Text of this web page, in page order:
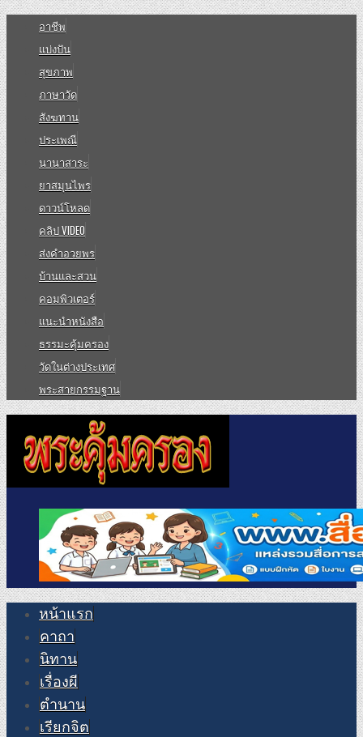
อาชีพ
แบ่งปัน
สุขภาพ
ภาษาวัด
สังฆทาน
ประเพณี
นานาสาระ
ยาสมุนไพร
ดาวน์โหลด
คลิป VIDEO
ส่งคำอวยพร
บ้านและสวน
คอมพิวเตอร์
แนะนำหนังสือ
ธรรมะคุ้มครอง
วัดในต่างประเทศ
พระสายกรรมฐาน
หน้าแรก
คาถา
นิทาน
เรื่องผี
ตำนาน
เรียกจิต